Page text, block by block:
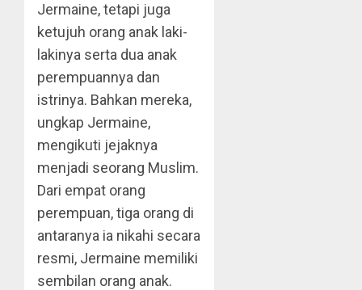
Jermaine, tetapi juga
ketujuh orang anak laki-
lakinya serta dua anak
perempuannya dan
istrinya. Bahkan mereka,
ungkap Jermaine,
mengikuti jejaknya
menjadi seorang Muslim.
Dari empat orang
perempuan, tiga orang di
antaranya ia nikahi secara
resmi, Jermaine memiliki
sembilan orang anak.